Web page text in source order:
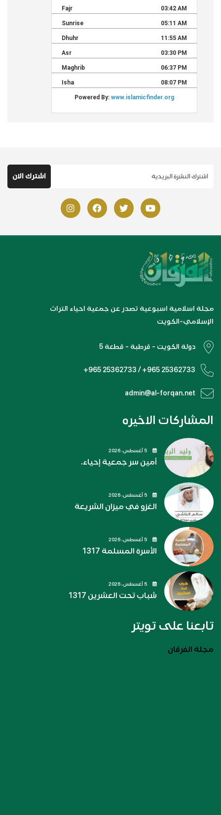
مجلة اسلامية اسبوعية تصدر عن جمعية احياء التراث
الإسلامي-الكويت
دولة الكويت - قرطبة - قطعة 5
+965 25362733 / +965 25362733
admin@al-forqan.net
المشاركات الاخيره
أمين سر جمعية إحياء.
الغزو في ميزان الشريعة
الأسرة المسلمة 1317
شباب تحت العشرين 1317
تابعنا على تويتر
مجلة الفرقان